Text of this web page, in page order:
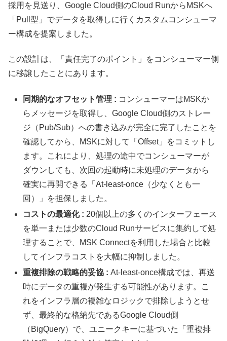
採用を見送り、Google Cloud側のCloud RunからMSKへ
「Pull型」でデータを取得しに行くカスタムコンシューマ
ー構成を提案しました。
この設計は、「責任完了のポイント」をコンシューマー側
に移譲したことにあります。
同期的なオフセット管理 : コンシューマーはMSKか
らメッセージを取得し、Google Cloud側のストレー
ジ（Pub/Sub）への書き込みが完全に完了したことを
確認してから、MSKに対して「Offset」をコミットし
ます。これにより、処理の途中でコンシューマーが
ダウンしても、次回の起動時に未処理のデータから
確実に再開できる「At-least-once（少なくとも一
回）」を担保しました。
コストの最適化 : 20個以上の多くのインターフェース
を単一または少数のCloud Runサービスに集約して処
理することで、MSK Connectを利用した場合と比較
してインフラコストを大幅に抑制しました。
重複排除の戦略的妥協 : At-least-once構成では、再送
時にデータの重複が発生する可能性があります。こ
れをインフラ層の複雑なロジックで排除しようとせ
ず、最終的な格納先であるGoogle Cloud側
（BigQuery）で、ユニークキーに基づいた「重複排